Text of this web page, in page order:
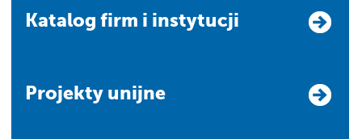
Katalog firm i instytucji
Projekty unijne